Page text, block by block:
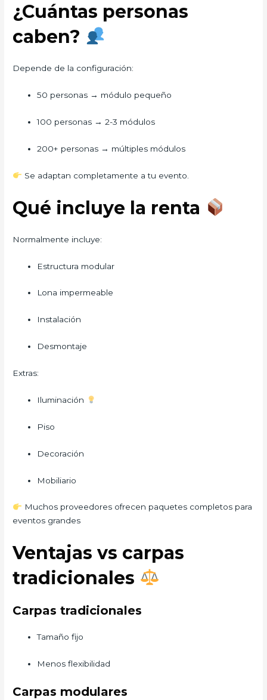
¿Cuántas personas
caben?
Depende de la configuración:
50 personas → módulo pequeño
100 personas → 2-3 módulos
200+ personas → múltiples módulos
Se adaptan completamente a tu evento.
Qué incluye la renta
Normalmente incluye:
Estructura modular
Lona impermeable
Instalación
Desmontaje
Extras:
Iluminación
Piso
Decoración
Mobiliario
Muchos proveedores ofrecen paquetes completos para
eventos grandes
Ventajas vs carpas
tradicionales
Carpas tradicionales
Tamaño fijo
Menos flexibilidad
Carpas modulares